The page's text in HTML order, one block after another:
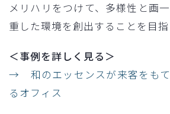
メリハリをつけて、多様性と画
重した環境を創出することを目指
＜事例を詳しく見る＞
→ 和のエッセンスが来客をもて
るオフィス